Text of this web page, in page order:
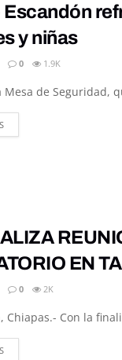
Escandón
y niñas
0 1.9K
Mesa de Seguridad,
DETAILS
EN
0 2K
Chiapas.- Con la
DETAILS